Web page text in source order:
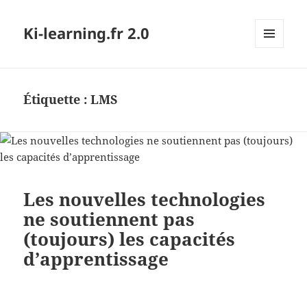
Ki-learning.fr 2.0
Étiquette :LMS
Les nouvelles technologies
ne soutiennent pas
(toujours) les capacités
d’apprentissage